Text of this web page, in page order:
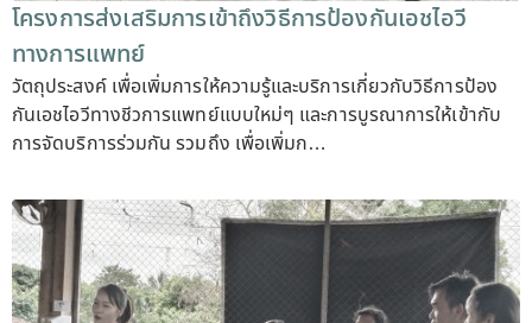
โครงการส่งเสริมการเข้าถึงวิธีการป้องกันเอชไอวี
ทางการแพทย์
วัตถุประสงค์ เพื่อเพิ่มการให้ความรู้และบริการเกี่ยวกับวิธีการป้อง
กันเอชไอวีทางชีวการแพทย์แบบใหม่ๆ และการบูรณาการให้เข้ากับ
การจัดบริการร่วมกัน รวมถึง เพื่อเพิ่มก…